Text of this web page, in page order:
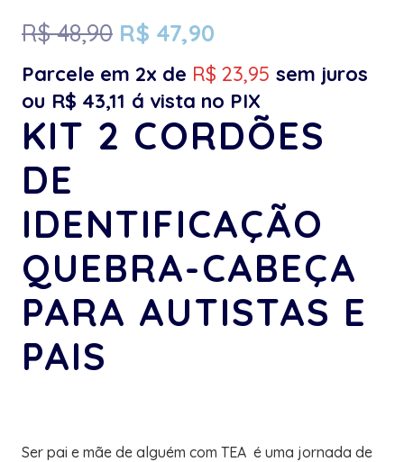
R$48,90 R$ 47,90
Parcele em 2x de R$ 23,95 sem juros
ou R$ 43,11 á vista no PIX
KIT 2 CORDÕES
DE
IDENTIFICAÇÃO
QUEBRA-CABEÇA
PARA AUTISTAS E
PAIS
Ser pai e mãe de alguém com TEA é uma jornada de